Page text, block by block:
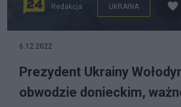
Redakcja UKRAINA
6.12.2022
Prezydent Ukrainy
obwodzie donieckim,